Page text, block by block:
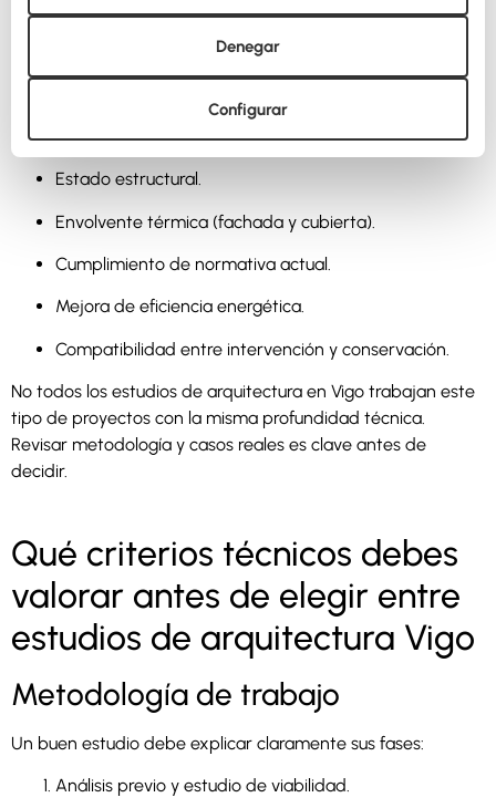
especializado. Vigo cuenta con un parque edificatorio
diverso, con inmuebles que presentan patologías
Un estudio con experiencia en rehabilitación debe analizar:
Estado estructural.
Envolvente térmica (fachada y cubierta).
Cumplimiento de normativa actual.
Mejora de eficiencia energética.
Compatibilidad entre intervención y conservación.
No todos los estudios de arquitectura en Vigo trabajan este
tipo de proyectos con la misma profundidad técnica.
Revisar metodología y casos reales es clave antes de
decidir.
Qué criterios técnicos debes
valorar antes de elegir entre
estudios de arquitectura Vigo
Metodología de trabajo
Un buen estudio debe explicar claramente sus fases:
Análisis previo y estudio de viabilidad.
Configurar
Denegar